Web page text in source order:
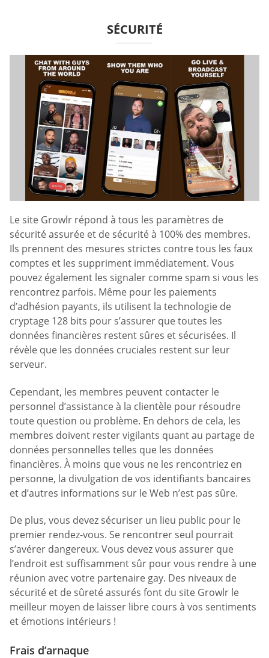
SÉCURITÉ
Le site Growlr répond à tous les paramètres de
sécurité assurée et de sécurité à 100% des membres.
Ils prennent des mesures strictes contre tous les faux
comptes et les suppriment immédiatement. Vous
pouvez également les signaler comme spam si vous les
rencontrez parfois. Même pour les paiements
d’adhésion payants, ils utilisent la technologie de
cryptage 128 bits pour s’assurer que toutes les
données financières restent sûres et sécurisées. Il
révèle que les données cruciales restent sur leur
serveur.
Cependant, les membres peuvent contacter le
personnel d’assistance à la clientèle pour résoudre
toute question ou problème. En dehors de cela, les
membres doivent rester vigilants quant au partage de
données personnelles telles que les données
financières. À moins que vous ne les rencontriez en
personne, la divulgation de vos identifiants bancaires
et d’autres informations sur le Web n’est pas sûre.
De plus, vous devez sécuriser un lieu public pour le
premier rendez-vous. Se rencontrer seul pourrait
s’avérer dangereux. Vous devez vous assurer que
l’endroit est suffisamment sûr pour vous rendre à une
réunion avec votre partenaire gay. Des niveaux de
sécurité et de sûreté assurés font du site Growlr le
meilleur moyen de laisser libre cours à vos sentiments
et émotions intérieurs !
Frais d’arnaque